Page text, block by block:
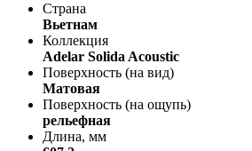
Страна
Вьетнам
Коллекция
Adelar Solida Acoustic
Поверхность (на вид)
Матовая
Поверхность (на ощупь)
рельефная
Длина, мм